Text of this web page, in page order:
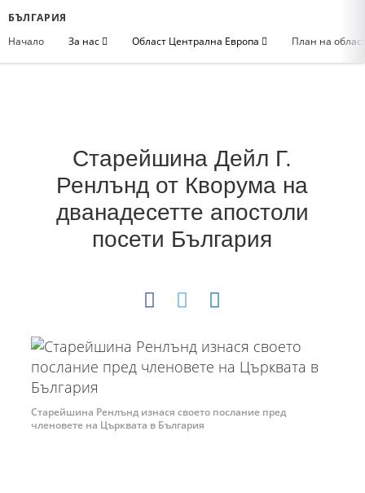
БЪЛГАРИЯ
Начало
За нас Област Централна Европа План на
Старейшина Дейл Г.
Ренлънд от Кворума на
дванадесетте апостоли
посети България
Старейшина Ренлънд изнася своето послание пред
членовете на Църквата в България